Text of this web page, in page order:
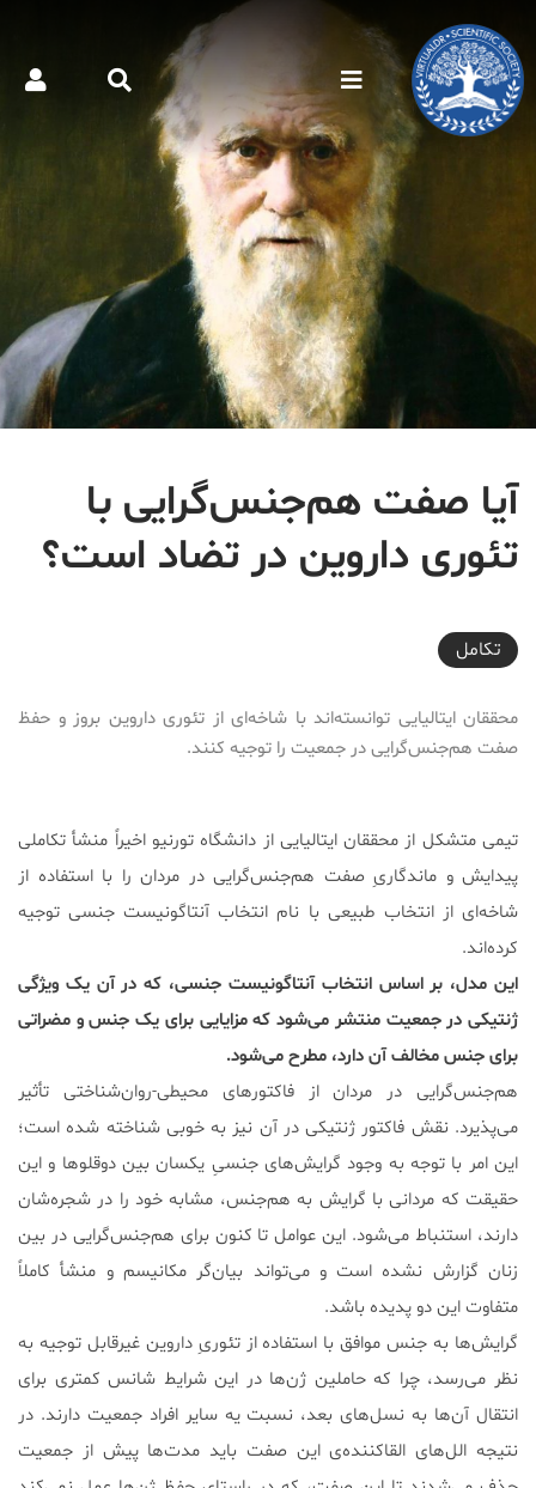
آیا صفت هم‌جنس‌گرایی با
تئوری داروین در تضاد است؟
2017-11-21T12:00:07+03:30
تكامل
محققان ایتالیایی توانسته‌اند با شاخه‌ای از تئوری داروین بروز و حفظ
صفت هم‌جنس‌گرایی در جمعیت را توجیه کنند.
تیمی متشکل از محققان ایتالیایی از دانشگاه تورنیو اخیراً منشأ تکاملی
پیدایش و ماندگاریِ صفت هم‌جنس‌گرایی در مردان را با استفاده از
شاخه‌ای از انتخاب طبیعی با نام انتخاب آنتاگونیست جنسی توجیه
کرده‌اند.
این مدل، بر اساس انتخاب آنتاگونیست جنسی، که در آن یک ویژگی
ژنتیکی در جمعیت منتشر می‌شود که مزایایی برای یک جنس و مضراتی
برای جنس مخالف آن دارد، مطرح می‌شود.
هم‌جنس‌گرایی در مردان از فاکتورهای محیطی-روان‌شناختی تأثیر
می‌پذیرد. نقش فاکتور ژنتیکی در آن نیز به خوبی شناخته شده است؛
این امر با توجه به وجود گرایش‌های جنسیِ یکسان بین دوقلوها و این
حقیقت که مردانی با گرایش به هم‌جنس، مشابه خود را در شجره‌شان
دارند، استنباط می‌شود. این عوامل تا کنون برای هم‌جنس‌گرایی در بین
زنان گزارش نشده است و می‌تواند بیان‌گر مکانیسم و منشأ کاملاً
متفاوت این دو پدیده باشد.
گرایش‌ها به جنس موافق با استفاده از تئوریِ داروین غیرقابل توجیه به
نظر می‌رسد، چرا که حاملین ژن‌ها در این شرایط شانس کمتری برای
انتقال آن‌ها به نسل‌های بعد، نسبت یه سایر افراد جمعیت دارند. در
نتیجه الل‌های القاکننده‌ی این صفت باید مدت‌ها پیش از جمعیت